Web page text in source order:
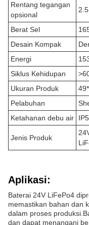
Rentang tegangan
opsional
Berat Sel
Desain Kompak
Energi
Siklus Kehidupan
Ukuran Produk
Pelabuhan
Ketahanan debu air
Jenis Produk
Aplikasi:
Baterai 24V LiFePo4
memastikan bahan dan
dalam proses
dan dapat menangani